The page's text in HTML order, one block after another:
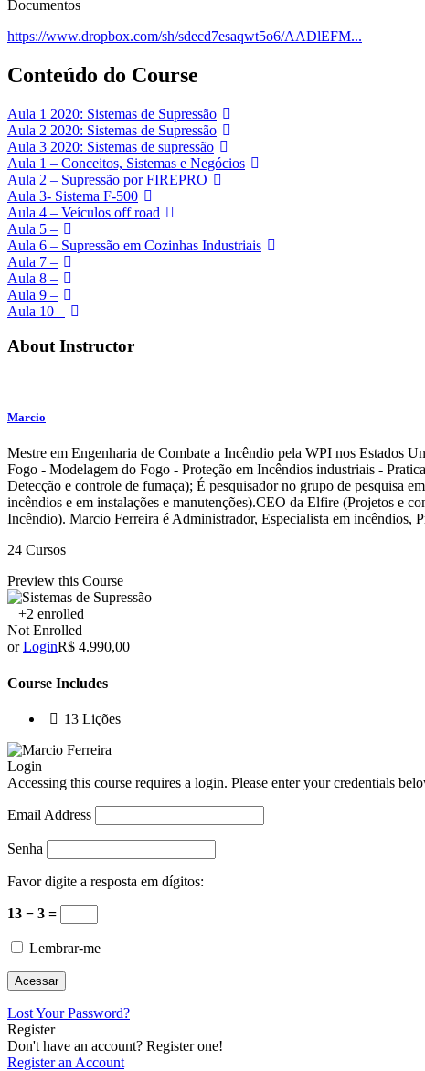
Documentos
https://www.dropbox.com/sh/sdecd7esaqwt5o6/AADlEFM...
Conteúdo do Course
Aula 1 2020: Sistemas de Supressão
Aula 2 2020: Sistemas de Supressão
Aula 3 2020: Sistemas de supressão
Aula 1 – Conceitos, Sistemas e Negócios
Aula 2 – Supressão por FIREPRO
Aula 3- Sistema F-500
Aula 4 – Veículos off road
Aula 5 –
Aula 6 – Supressão em Cozinhas Industriais
Aula 7 –
Aula 8 –
Aula 9 –
Aula 10 –
About Instructor
Marcio
Mestre em Engenharia de Combate a Incêndio pela WPI nos Estados
Fogo - Modelagem do Fogo - Proteção em Incêndios industriais -
Detecção e controle de fumaça); É pesquisador no grupo de pesquisa
incêndios e em instalações e manutenções). ​ CEO da Elfire (Projetos e
Incêndio). Marcio Ferreira é Administrador, Especialista em incêndios,
24 Cursos
Preview this Course
+2 enrolled
Not Enrolled
orLoginR$ 4.990,00
Course Includes
13 Lições
Login
Accessing this course requires a login. Please enter your credentials
Email Address
Senha
Favor digite a resposta em dígitos:
13 − 3 =
Lembrar-me
Lost Your Password?
Register
Don't have an account? Register one!
Register an Account